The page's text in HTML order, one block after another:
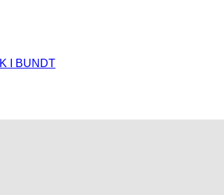
I BUNDT